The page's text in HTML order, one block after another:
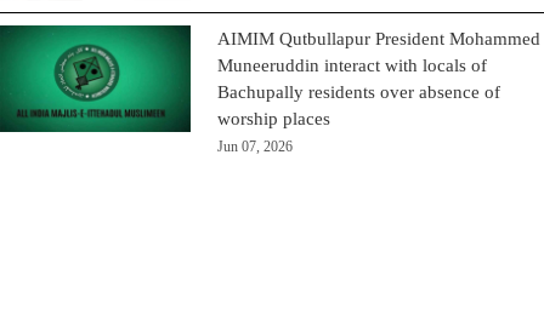
AIMIM Qutbullapur President Mohammed
Muneeruddin interact with locals of
Bachupally residents over absence of
worship places
Jun 07, 2026